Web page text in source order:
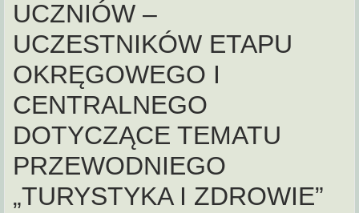
UCZNIÓW –
UCZESTNIKÓW ETAPU
OKRĘGOWEGO I
CENTRALNEGO
DOTYCZĄCE TEMATU
PRZEWODNIEGO
„TURYSTYKA I ZDROWIE”